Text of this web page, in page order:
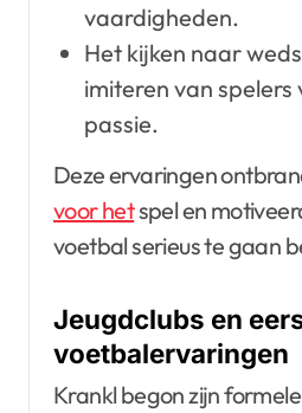
vaardigheden.
Het kijken naar
imiteren van spelers
passie.
Deze ervaringen
voor hetspel en
voetbal serieus te gaan
Jeugdclubs en
voetbalervaringen
Krankl begon zijn